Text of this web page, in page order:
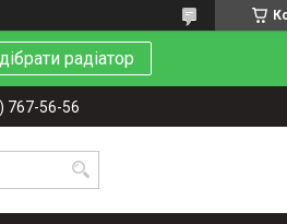
радіатор
767-56-56